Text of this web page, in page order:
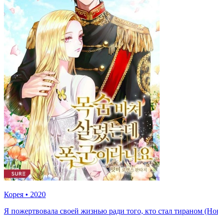
Корея • 2020
Я пожертвовала своей жизнью ради того, кто стал тираном